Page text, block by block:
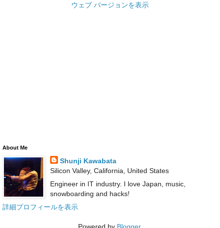
ウェブ バージョンを表示
About Me
Shunji Kawabata
Silicon Valley, California, United States
Engineer in IT industry. I love Japan, music,
snowboarding and hacks!
詳細プロフィールを表示